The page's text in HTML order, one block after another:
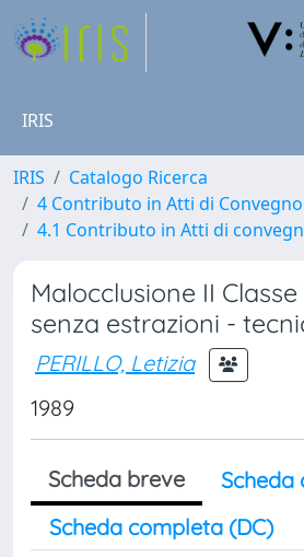
IRIS
IRIS
Catalogo Ricerca
4 Contributo in Atti di
4.1 Contributo in Atti di
Malocclusione II
senza estrazioni -
PERILLO, Letizia
1989
Scheda breve
Scheda
Scheda completa (DC)